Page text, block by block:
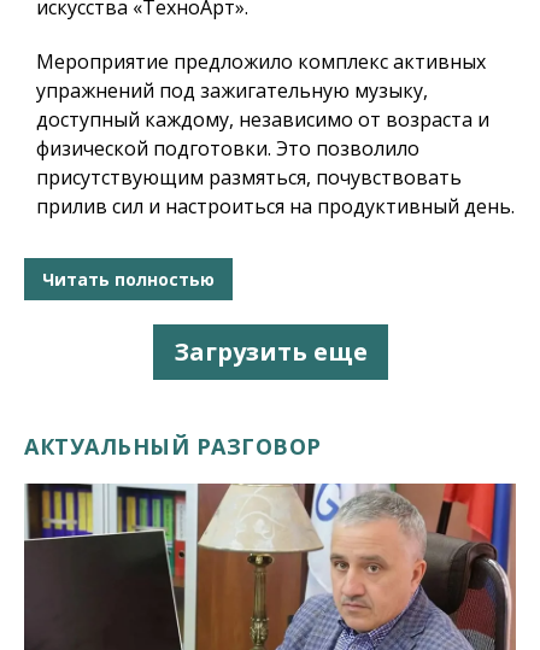
искусства «ТехноАрт».
Мероприятие предложило комплекс активных
упражнений под зажигательную музыку,
доступный каждому, независимо от возраста и
физической подготовки. Это позволило
присутствующим размяться, почувствовать
прилив сил и настроиться на продуктивный день.
Читать полностью
Загрузить еще
АКТУАЛЬНЫЙ РАЗГОВОР